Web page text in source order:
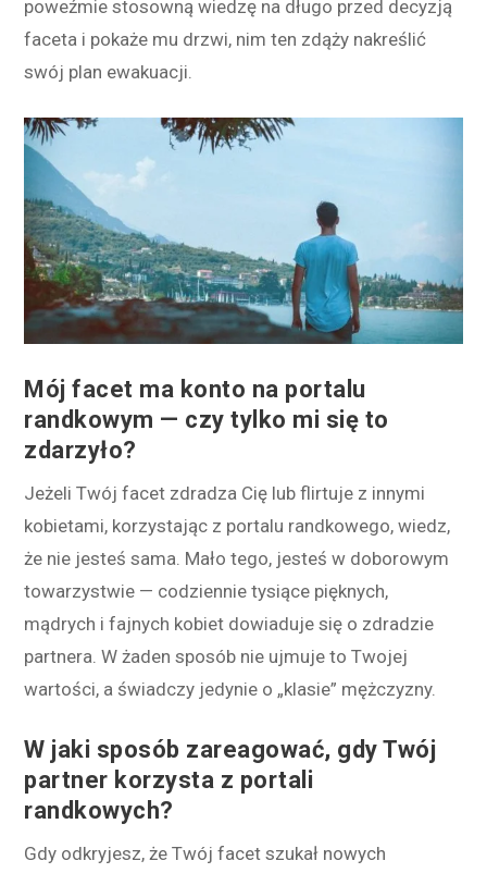
poweźmie stosowną wiedzę na długo przed decyzją
faceta i pokaże mu drzwi, nim ten zdąży nakreślić
swój plan ewakuacji.
Mój facet ma konto na portalu
randkowym — czy tylko mi się to
zdarzyło?
Jeżeli Twój facet zdradza Cię lub flirtuje z innymi
kobietami, korzystając z portalu randkowego, wiedz,
że nie jesteś sama. Mało tego, jesteś w doborowym
towarzystwie — codziennie tysiące pięknych,
mądrych i fajnych kobiet dowiaduje się o zdradzie
partnera. W żaden sposób nie ujmuje to Twojej
wartości, a świadczy jedynie o „klasie” mężczyzny.
W jaki sposób zareagować, gdy Twój
partner korzysta z portali
randkowych?
Gdy odkryjesz, że Twój facet szukał nowych